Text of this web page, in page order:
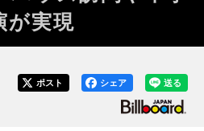
が実現
送る
シェア
ポスト